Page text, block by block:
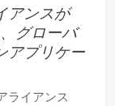
アンスが
グローバ
アプリケー
ライアンス